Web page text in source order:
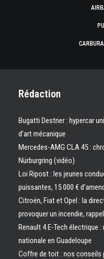
Rédaction
Bugatti Destrier : hypercar
d’art mécanique
Mercedes-AMG CLA 45 :
Nürburgring (vidéo)
Loi Ripost : les jeunes
puissantes, 15 000 €
Citroën, Fiat et Opel : la
provoquer un incendie,
Renault 4 E-Tech électrique
nationale en Guadeloupe
Coffre de toit : nos conseils